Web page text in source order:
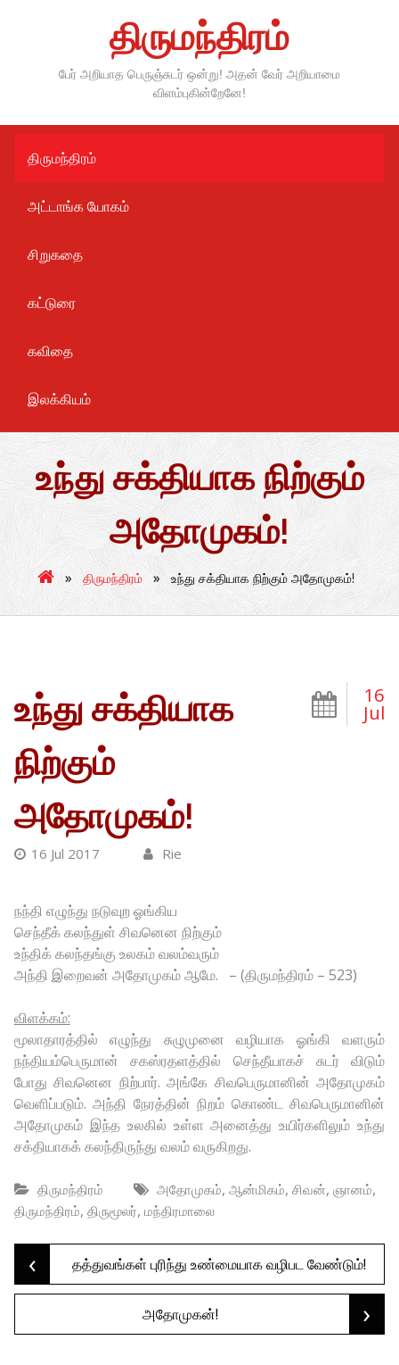
திருமந்திரம்
பேர் அறியாத பெருஞ்சுடர் ஒன்று! அதன் வேர் அறியாமை
விளம்புகின்றேனே!
திருமந்திரம்
அட்டாங்க யோகம்
சிறுகதை
கட்டுரை
கவிதை
இலக்கியம்
உந்து சக்தியாக நிற்கும்
அதோமுகம்!
» திருமந்திரம் » உந்து சக்தியாக நிற்கும் அதோமுகம்!
16
Jul
உந்து சக்தியாக
நிற்கும்
அதோமுகம்!
16 Jul 2017 Rie
நந்தி எழுந்து நடுவுற ஓங்கிய
செந்தீக் கலந்துள் சிவனென நிற்கும்
உந்திக் கலந்தங்கு உலகம் வலம்வரும்
அந்தி இறைவன் அதோமுகம் ஆமே. – (திருமந்திரம் – 523)
விளக்கம்:
மூலாதாரத்தில் எழுந்து சுழுமுனை வழியாக ஓங்கி வளரும்
நந்தியம்பெருமான் சகஸ்ரதளத்தில் செந்தீயாகச் சுடர் விடும்
போது சிவனென நிற்பார். அங்கே சிவபெருமானின் அதோமுகம்
வெளிப்படும். அந்தி நேரத்தின் நிறம் கொண்ட சிவபெருமானின்
அதோமுகம் இந்த உலகில் உள்ள அனைத்து உயிர்களிலும் உந்து
சக்தியாகக் கலந்திருந்து வலம் வருகிறது.
திருமந்திரம் அதோமுகம், ஆன்மிகம், சிவன், ஞானம்,
திருமந்திரம், திருமூலர், மந்திரமாலை
Post
navigation
‹ தத்துவங்கள் புரிந்து உண்மையாக வழிபட வேண்டும்!
அதோமுகன்! ›